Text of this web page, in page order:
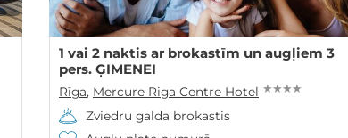
1 vai 2 naktis ar brokastīm un augļiem 3
pers. ĢIMENEI
Rīga, Mercure Riga Centre Hotel ★ ★ ★ ★
Zviedru galda brokastis